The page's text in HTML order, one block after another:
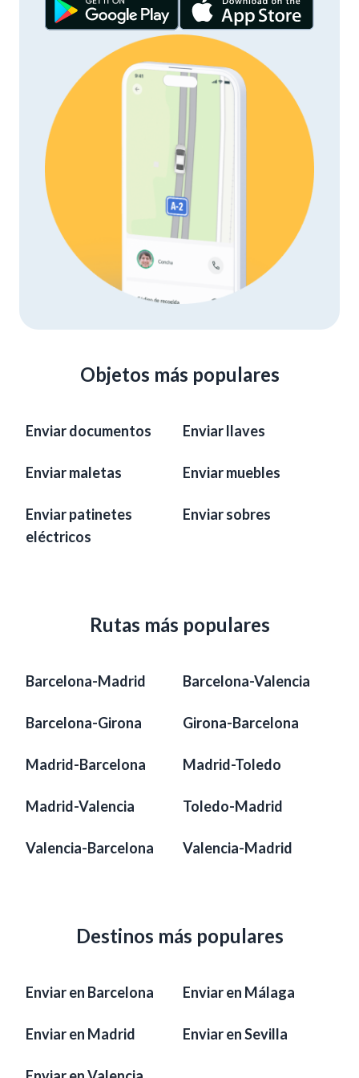
Objetos más populares
Enviar documentos Enviar llaves
Enviar maletas Enviar muebles
Enviar patinetes
eléctricos
Enviar sobres
Rutas más populares
Barcelona-Madrid Barcelona-Valencia
Barcelona-Girona Girona-Barcelona
Madrid-Barcelona Madrid-Toledo
Madrid-Valencia Toledo-Madrid
Valencia-Barcelona Valencia-Madrid
Destinos más populares
Enviar en Barcelona Enviar en Málaga
Enviar en Madrid Enviar en Sevilla